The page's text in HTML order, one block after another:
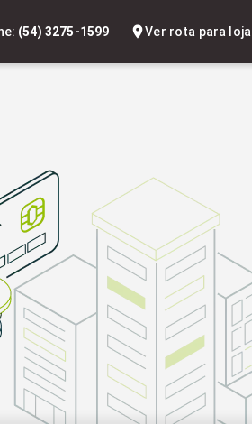
(54) 3275-1599 Ver rota para loja